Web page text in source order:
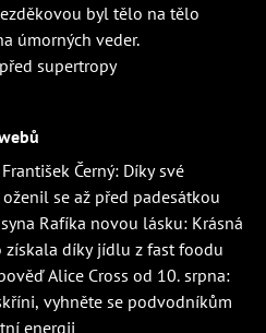
byl tělo na tělo
úmorných veder.
supertropy
Černý: Díky své
se až před padesátkou
Rafíka novou lásku: Krásná
získala díky jídlu z fast foodu
Alice Cross od 10. srpna:
vyhněte se podvodníkům
energii